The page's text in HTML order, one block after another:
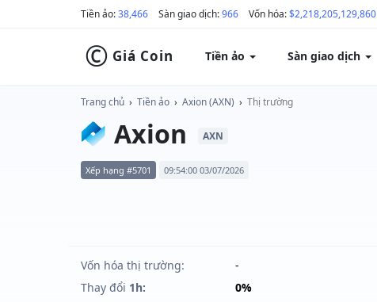
Tiền ảo:38,466 Sàn giao dịch:966 Vốn hóa:$2,218,205,129,860
© Giá Coin Tiền ảo Sàn giao dịch
Trang chủ › Tiền ảo › Axion (AXN) › Thị trường
Axion AXN
Xếp hạng #5701 09:54:00 03/07/2026
Vốn hóa thị trường: -
Thay đổi 1h: 0%